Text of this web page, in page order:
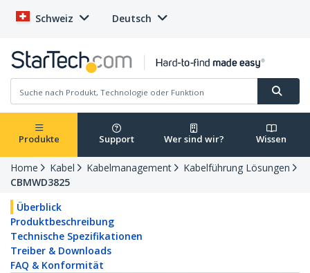
Schweiz Deutsch
Produkte Support Wer sind wir? Wissen
Home Kabel Kabelmanagement
Kabelführung Lösungen
CBMWD3825
Überblick
Produktbeschreibung
Technische Spezifikationen
Treiber & Downloads
FAQ & Konformität